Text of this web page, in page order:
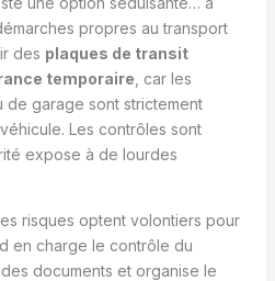
propres au transport
des plaques de transit
temporaire , car les
de garage sont strictement
Les contrôles sont
expose à de lourdes
risques optent volontiers pour
en charge le contrôle du
documents et organise le